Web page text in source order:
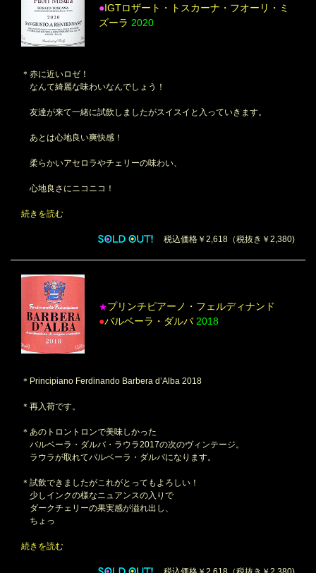
●IGTロザート・トスカーナ・フオーリ・ミ
ズーラ 2020
＊赤に近いロゼ！
なんて綺麗な味わいなんでしょう！
友達が来て一緒に試飲しましたがスイスイと入っていきます。
あとは心地良い爽快感！
柔らかいアセロラやチェリーの味わい、
心地良さにニコニコ！
続きを読む
税込価格￥2,618（税抜き￥2,380)
★プリンチピアーノ・フェルディナンド
●バルベーラ・ダルバ 2018
＊Principiano Ferdinando Barbera d’Alba 2018
＊再入荷です。
＊あのトロントロンで美味しかった
バルベーラ・ダルバ・ラウラ2017の次のヴィンテージ。
ラウラが取れてバルベーラ・ダルバになります。
＊試飲できましたがこれがとってもよろしい！
少しインクの様なニュアンスの入りで
ダークチェリーの果実感が溢れ出し、
ちょっ
続きを読む